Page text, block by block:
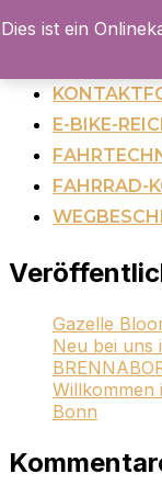
Navigation
JOBRAD-
E-BIKE-
FAHRRAD-
Gazelle
Neu bei uns
Willkommen
Bonn
Dies ist ein